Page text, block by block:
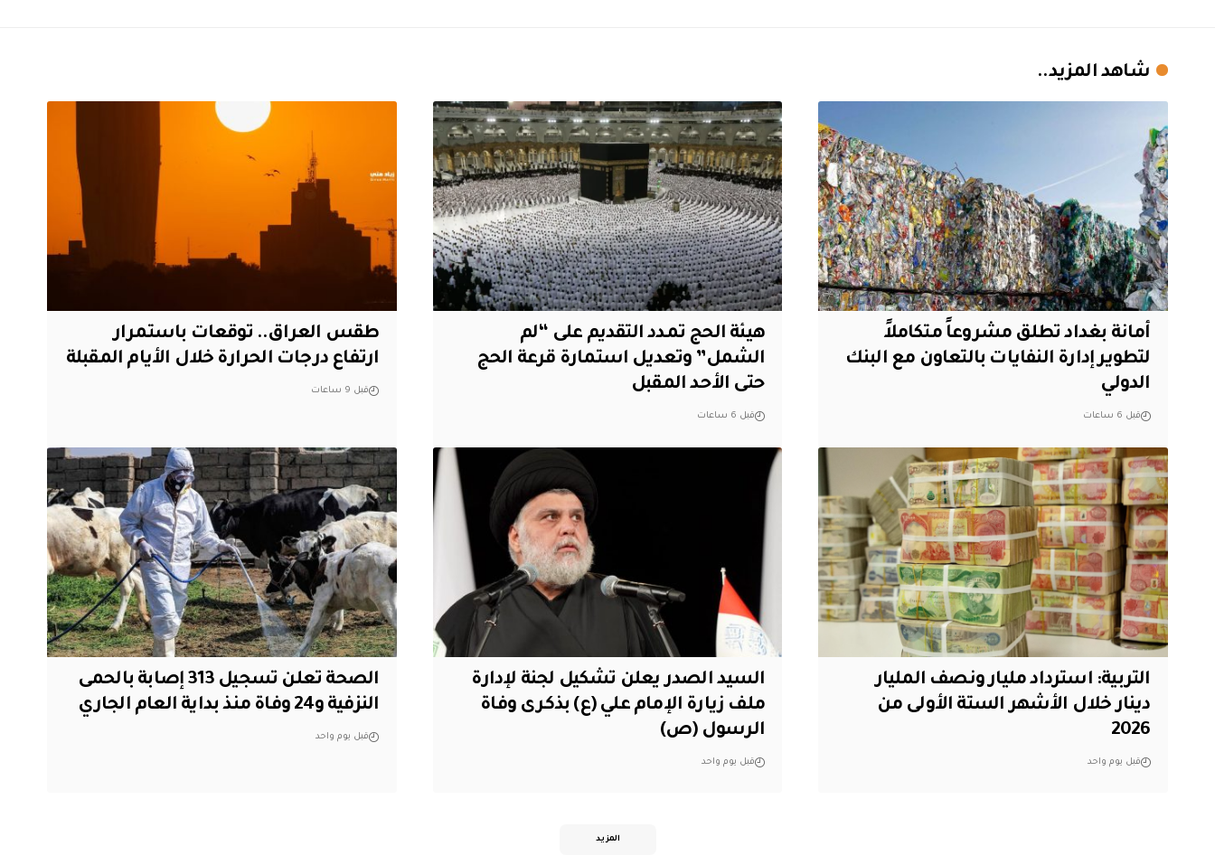
شاهد المزيد..
أمانة بغداد تطلق مشروعاً متكاملاً
لتطوير إدارة النفايات بالتعاون مع البنك
الدولي
قبل 6 ساعات
هيئة الحج تمدد التقديم على “لم
الشمل” وتعديل استمارة قرعة الحج
حتى الأحد المقبل
قبل 6 ساعات
طقس العراق.. توقعات باستمرار
ارتفاع درجات الحرارة خلال الأيام المقبلة
قبل 9 ساعات
التربية: استرداد مليار ونصف المليار
دينار خلال الأشهر الستة الأولى من
2026
قبل يوم واحد
السيد الصدر يعلن تشكيل لجنة لإدارة
ملف زيارة الإمام علي (ع) بذكرى وفاة
الرسول (ص)
قبل يوم واحد
الصحة تعلن تسجيل 313 إصابة بالحمى
النزفية و24 وفاة منذ بداية العام الجاري
قبل يوم واحد
المزيد